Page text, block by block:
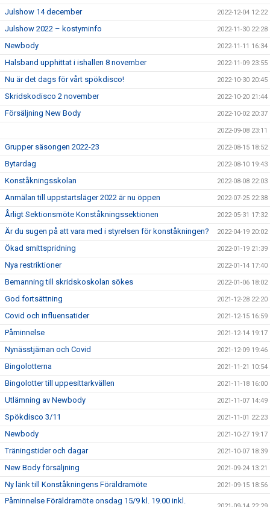
Julshow 14 december 2022-12-04 12:22
Julshow 2022 – kostyminfo 2022-11-30 22:28
Newbody 2022-11-11 16:34
Halsband upphittat i ishallen 8 november 2022-11-09 23:55
Nu är det dags för vårt spökdisco! 2022-10-30 20:45
Skridskodisco 2 november 2022-10-20 21:44
Försäljning New Body 2022-10-02 20:37
2022-09-08 23:11
Grupper säsongen 2022-23 2022-08-15 18:52
Bytardag 2022-08-10 19:43
Konståkningsskolan 2022-08-08 22:03
Anmälan till uppstartsläger 2022 är nu öppen 2022-07-25 22:38
Årligt Sektionsmöte Konståkningssektionen 2022-05-31 17:32
Är du sugen på att vara med i styrelsen för konståkningen? 2022-04-19 20:02
Ökad smittspridning 2022-01-19 21:39
Nya restriktioner 2022-01-14 17:40
Bemanning till skridskoskolan sökes 2022-01-06 18:02
God fortsättning 2021-12-28 22:20
Covid och influensatider 2021-12-15 16:59
Påminnelse 2021-12-14 19:17
Nynässtjärnan och Covid 2021-12-09 19:46
Bingolotterna 2021-11-21 10:54
Bingolotter till uppesittarkvällen 2021-11-18 16:00
Utlämning av Newbody 2021-11-07 14:49
Spökdisco 3/11 2021-11-01 22:23
Newbody 2021-10-27 19:17
Träningstider och dagar 2021-10-07 18:39
New Body försäljning 2021-09-24 13:21
Ny länk till Konståkningens Föräldramöte 2021-09-15 18:56
Påminnelse Föräldramöte onsdag 15/9 kl. 19.00 inkl.